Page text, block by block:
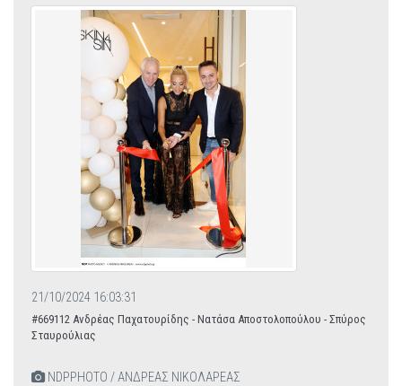
21/10/2024 16:03:31
#669112 Ανδρέας Παχατουρίδης - Νατάσα Αποστολοπούλου - Σπύρος
Σταυρούλιας
NDPPHOTO / ΑΝΔΡΕΑΣ ΝΙΚΟΛΑΡΕΑΣ